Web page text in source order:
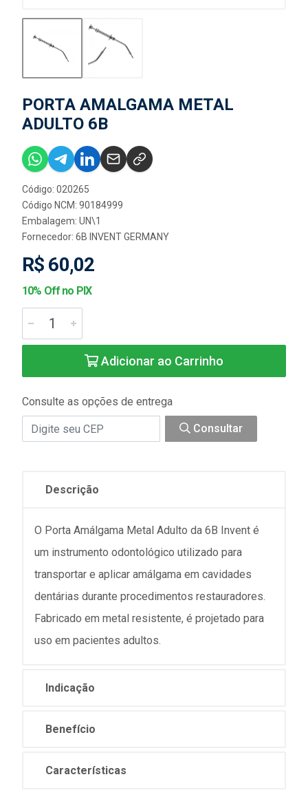
PORTA AMALGAMA METAL
ADULTO 6B
Código: 020265
Código NCM: 90184999
Embalagem: UN\1
Fornecedor: 6B INVENT GERMANY
R$ 60,02
10% Off no PIX
Adicionar ao Carrinho
Consulte as opções de entrega
Consultar
Descrição
O Porta Amálgama Metal Adulto da 6B Invent é
um instrumento odontológico utilizado para
transportar e aplicar amálgama em cavidades
dentárias durante procedimentos restauradores.
Fabricado em metal resistente, é projetado para
uso em pacientes adultos.
Indicação
Benefício
Características